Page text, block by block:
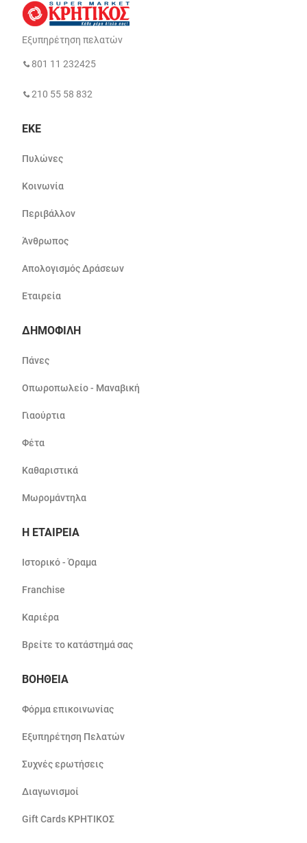
Εξυπηρέτηση πελατών
801 11 232425
210 55 58 832
ΕΚΕ
Πυλώνες
Κοινωνία
Περιβάλλον
Άνθρωπος
Απολογισμός Δράσεων
Εταιρεία
ΔΗΜΟΦΙΛΗ
Πάνες
Οπωροπωλείο - Μαναβική
Γιαούρτια
Φέτα
Καθαριστικά
Μωρομάντηλα
Η ΕΤΑΙΡΕΙΑ
Ιστορικό - Όραμα
Franchise
Καριέρα
Βρείτε το κατάστημά σας
ΒΟΗΘΕΙΑ
Φόρμα επικοινωνίας
Εξυπηρέτηση Πελατών
Συχνές ερωτήσεις
Διαγωνισμοί
Gift Cards ΚΡΗΤΙΚΟΣ